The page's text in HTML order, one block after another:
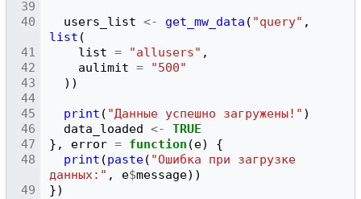
users_list <- get_mw_data ( "query" ,
list (
list = "allusers" ,
aulimit =
"500"
))
print ( "Данные успешно загружены!" )
data_loaded <-
TRUE
},
error = function (e)
{
print (paste( "Ошибка при загрузке
данных:" , e$message))
})